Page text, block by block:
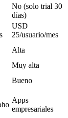
No (solo trial 30
días)
USD
25/usuario/mes
Alta
Muy alta
Bueno
Apps
empresariales